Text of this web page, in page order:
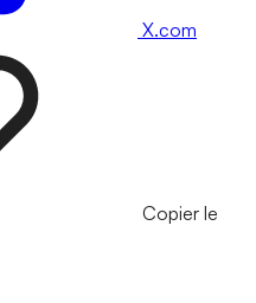
X.com
Copier le